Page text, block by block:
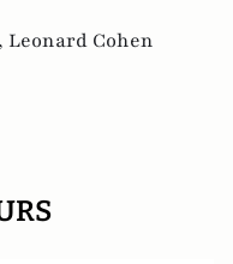
Leonard Cohen